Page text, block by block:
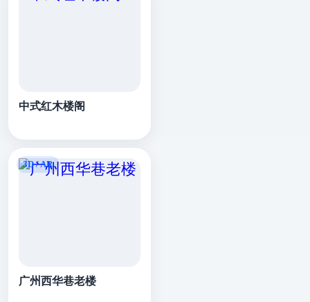
中式红木楼阁
广州西华巷老楼